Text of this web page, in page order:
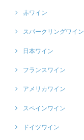
赤ワイン
スパークリングワイン
日本ワイン
フランスワイン
アメリカワイン
スペインワイン
ドイツワイン